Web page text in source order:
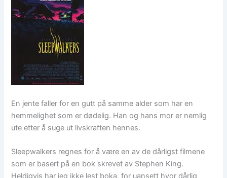
En jente faller for en gutt på samme alder som har en
hemmelighet som er dødelig. Han og hans mor er nemlig
ute etter å suge ut livskraften hennes.
Sleepwalkers regnes for å være en av de dårligst filmene
som er basert på en bok skrevet av Stephen King.
Heldigvis har jeg ikke lest boka, for uansett hvor dårlig